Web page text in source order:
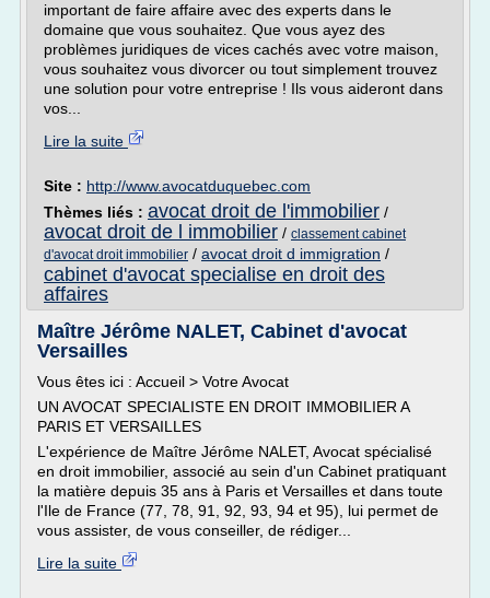
important de faire affaire avec des experts dans le
domaine que vous souhaitez. Que vous ayez des
problèmes juridiques de vices cachés avec votre maison,
vous souhaitez vous divorcer ou tout simplement trouvez
une solution pour votre entreprise ! Ils vous aideront dans
vos...
Lire la suite
Site : http://www.avocatduquebec.com
Thèmes liés : avocat droit de l'immobilier /
avocat droit de l immobilier / classement cabinet
d'avocat droit immobilier / avocat droit d immigration /
cabinet d'avocat specialise en droit des
affaires
Maître Jérôme NALET, Cabinet d'avocat
Versailles
Vous êtes ici : Accueil > Votre Avocat
UN AVOCAT SPECIALISTE EN DROIT IMMOBILIER A
PARIS ET VERSAILLES
L'expérience de Maître Jérôme NALET, Avocat spécialisé
en droit immobilier, associé au sein d'un Cabinet pratiquant
la matière depuis 35 ans à Paris et Versailles et dans toute
l'Ile de France (77, 78, 91, 92, 93, 94 et 95), lui permet de
vous assister, de vous conseiller, de rédiger...
Lire la suite